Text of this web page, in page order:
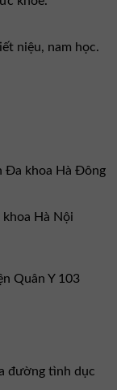
niệu, nam học.
Đa khoa Hà Đông
Hà Nội
Quân Y 103
đường tình dục